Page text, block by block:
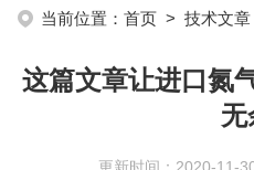
当前位置：首页 >技术文章
这篇文章让进口氮
无